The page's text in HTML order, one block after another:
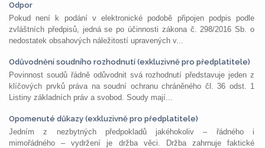
Odpor
Pokud není k podání v elektronické podobě připojen podpis podle
zvláštních předpisů, jedná se po účinnosti zákona č. 298/2016 Sb. o
nedostatek obsahových náležitostí upravených v...
Odůvodnění soudního rozhodnutí (exkluzivně pro předplatitele)
Povinnost soudů řádně odůvodnit svá rozhodnutí představuje jeden z
klíčových prvků práva na soudní ochranu chráněného čl. 36 odst. 1
Listiny základních práv a svobod. Soudy mají...
Opomenuté důkazy (exkluzivně pro předplatitele)
Jedním z nezbytných předpokladů jakéhokoliv – řádného i
mimořádného – vydržení je držba věci. Držba zahrnuje faktické